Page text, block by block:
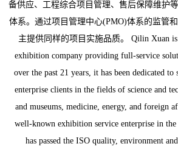
备供应、工程综合项目管理、售后保障维护
体系。通过项目管理中心(PMO)体系的监管
主提供同样的项目实施品质。 Qilin Xuan is
exhibition company providing full-service
over the past 21 years, it has been dedicated to
enterprise clients in the fields of science and
and museums, medicine, energy, and foreign
well-known exhibition service enterprise in
has passed the ISO quality, environment